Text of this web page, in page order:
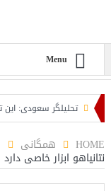
Menu
تحلیلگر سعودی: این
HOME همگانی
نتانیاهو ابزار خاصی دارد